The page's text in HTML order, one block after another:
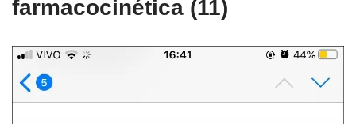
farmacocinética (11)